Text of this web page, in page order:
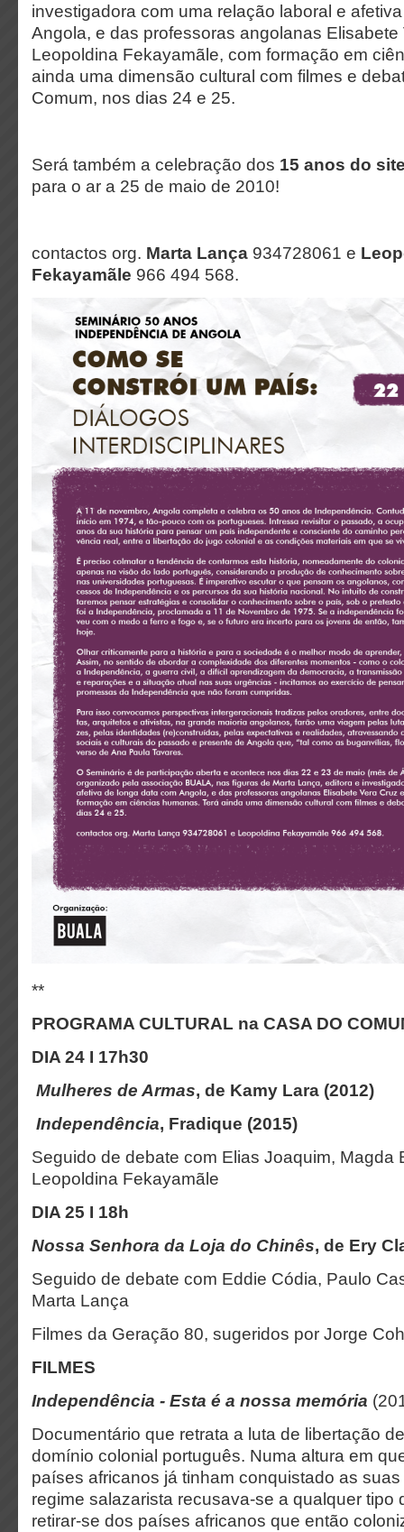
investigadora com uma relação laboral e
Angola, e das professoras angolanas Elisabete
Leopoldina Fekayamãle, com formação em
ainda uma dimensão cultural com filmes e
Comum, nos dias 24 e 25.
Será também a celebração dos 15 anos do
para o ar a 25 de maio de 2010!
contactos org. Marta Lança 934728061 e
Fekayamãle 966 494 568.
**
PROGRAMA CULTURAL na CASA DO
DIA 24 I 17h30
Mulheres de Armas, de Kamy Lara (2012)
︎ Independência, Fradique (2015)
Seguido de debate com Elias Joaquim, Magda
Leopoldina Fekayamãle
DIA 25 I 18h
Nossa Senhora da Loja do Chinês, de Ery
Seguido de debate com Eddie Códia, Paulo
Marta Lança
Filmes da Geração 80, sugeridos por Jorge
FILMES
Independência - Esta é a nossa memória
Documentário que retrata a luta de libertação
domínio colonial português. Numa altura em
países africanos já tinham conquistado as
regime salazarista recusava-se a qualquer tipo
retirar-se dos países africanos que então